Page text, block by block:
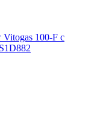
100-F с